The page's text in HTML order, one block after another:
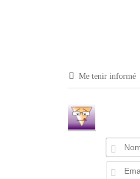
Me tenir informé